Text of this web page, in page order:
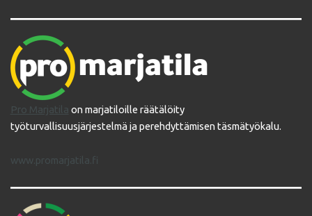
Pro Marjatila on marjatiloille räätälöity
työturvallisuusjärjestelmä ja perehdyttämisen täsmätyökalu.
www.promarjatila.fi